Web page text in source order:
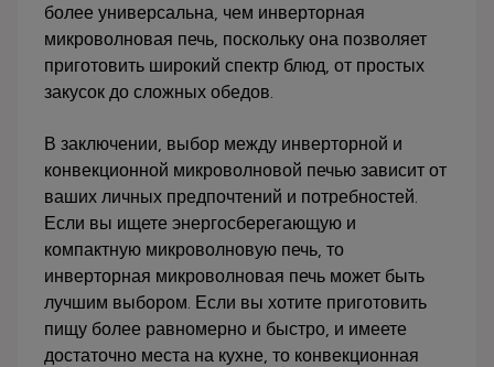
более универсальна, чем инверторная
микроволновая печь, поскольку она позволяет
приготовить широкий спектр блюд, от простых
закусок до сложных обедов.
В заключении, выбор между инверторной и
конвекционной микроволновой печью зависит от
ваших личных предпочтений и потребностей.
Если вы ищете энергосберегающую и
компактную микроволновую печь, то
инверторная микроволновая печь может быть
лучшим выбором. Если вы хотите приготовить
пищу более равномерно и быстро, и имеете
достаточно места на кухне, то конвекционная